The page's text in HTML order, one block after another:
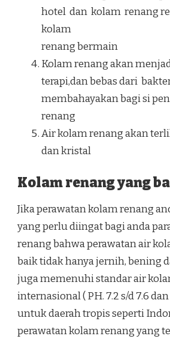
hotel dan kolam renang
kolam
renang bermain
Kolam renang akan
terapi,dan bebas dari
membahayakan bagi si
renang
Air kolam renang akan
dan kristal
Kolam renang yang
Jika perawatan kolam renang
yang perlu diingat bagi anda
renang bahwa perawatan air
baik tidak hanya jernih, bening
juga memenuhi standar air
internasional ( PH. 7.2 s/d 7.6 dan
untuk daerah tropis seperti
perawatan kolam renang yang